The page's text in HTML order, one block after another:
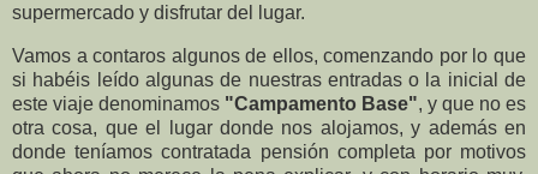
supermercado y disfrutar del lugar.
Vamos a contaros algunos de ellos, comenzando por lo que
si habéis leído algunas de nuestras entradas o la inicial de
este viaje denominamos "Campamento Base", y que no es
otra cosa, que el lugar donde nos alojamos, y además en
donde teníamos contratada pensión completa por motivos